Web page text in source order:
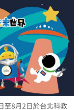
至8月2日於台北科教